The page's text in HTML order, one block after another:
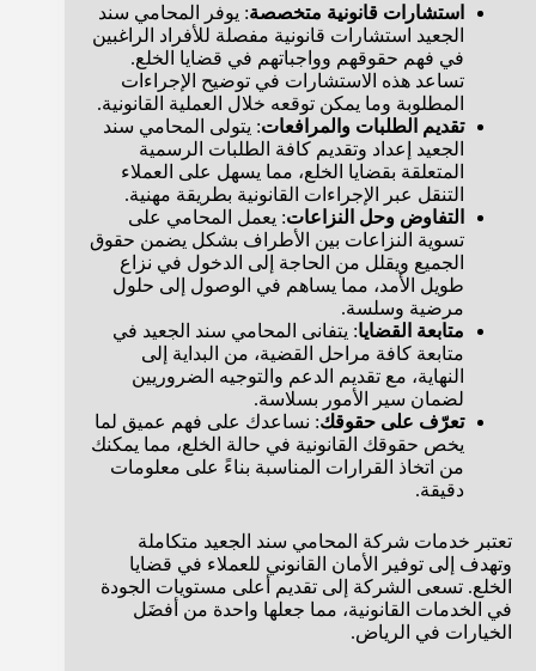
استشارات قانونية متخصصة: يوفر المحامي سند
الجعيد استشارات قانونية مفصلة للأفراد الراغبين
في فهم حقوقهم وواجباتهم في قضايا الخلع.
تساعد هذه الاستشارات في توضيح الإجراءات
المطلوبة وما يمكن توقعه خلال العملية القانونية.
تقديم الطلبات والمرافعات: يتولى المحامي سند
الجعيد إعداد وتقديم كافة الطلبات الرسمية
المتعلقة بقضايا الخلع، مما يسهل على العملاء
التنقل عبر الإجراءات القانونية بطريقة مهنية.
التفاوض وحل النزاعات: يعمل المحامي على
تسوية النزاعات بين الأطراف بشكل يضمن حقوق
الجميع ويقلل من الحاجة إلى الدخول في نزاع
طويل الأمد، مما يساهم في الوصول إلى حلول
مرضية وسلسة.
متابعة القضايا: يتفانى المحامي سند الجعيد في
متابعة كافة مراحل القضية، من البداية إلى
النهاية، مع تقديم الدعم والتوجيه الضروريين
لضمان سير الأمور بسلاسة.
تعرّف على حقوقك: نساعدك على فهم عميق لما
يخص حقوقك القانونية في حالة الخلع، مما يمكنك
من اتخاذ القرارات المناسبة بناءً على معلومات
دقيقة.
تعتبر خدمات شركة المحامي سند الجعيد متكاملة
وتهدف إلى توفير الأمان القانوني للعملاء في قضايا
الخلع. تسعى الشركة إلى تقديم أعلى مستويات الجودة
في الخدمات القانونية، مما جعلها واحدة من أفضَل
الخيارات في الرياض.